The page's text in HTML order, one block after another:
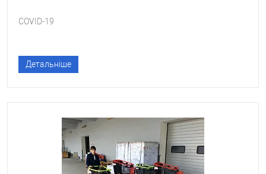
COVID-19
Детальніше